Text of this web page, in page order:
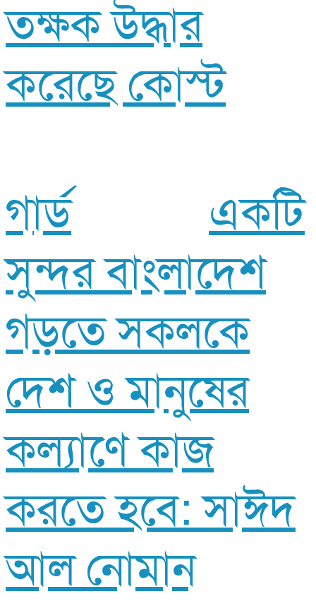
তক্ষক উদ্ধার
করেছে কোস্ট
গার্ড
একটি
সুন্দর বাংলাদেশ
গড়তে সকলকে
দেশ ও মানুষের
কল্যাণে কাজ
করতে হবে: সাঈদ
আল নোমান